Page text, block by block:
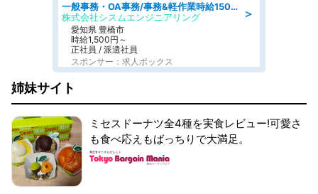
＞
一般事務・OA事務/事務&軽作業時給1500円土日祝休み各種社保完備
株式会社シスムエンジニアリング
愛知県 豊橋市
時給1,500円～
正社員 / 派遣社員
スポンサー：求人ボックス
姉妹サイト
ミセスドーナツ全4種を実食レビュー!可愛さ
も食べ応えもばっちりで大満足。